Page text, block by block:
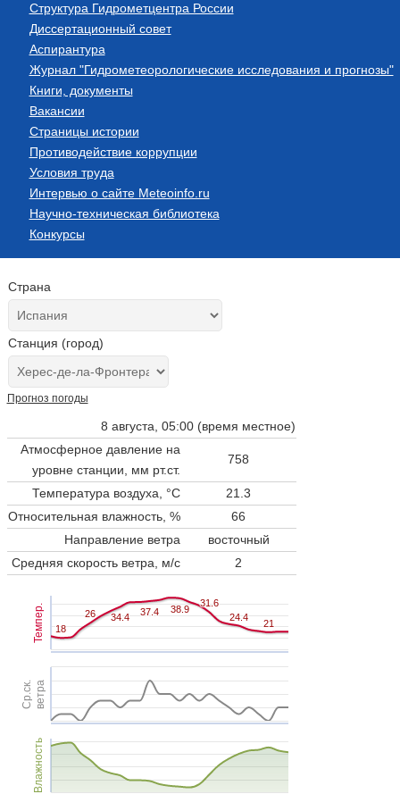
Структура Гидрометцентра России
Диссертационный совет
Аспирантура
Журнал "Гидрометеорологические исследования и прогнозы"
Книги, документы
Вакансии
Страницы истории
Противодействие коррупции
Условия труда
Интервью о сайте Meteoinfo.ru
Научно-техническая библиотека
Конкурсы
Страна
Станция (город)
Прогноз погоды
8 августа, 05:00 (время местное)
Атмосферное давление на
уровне станции, мм рт.ст.
758
Температура воздуха, °C
21.3
Относительная влажность, %
66
Направление ветра
восточный
Средняя скорость ветра, м/с
2
Темпер.
Ср.ск.ветра
Влажность
18
18
26
26 34.4
34.4 37.4
37.4 38.9
38.9
31.6
31.6
24.4
24.4
21
21